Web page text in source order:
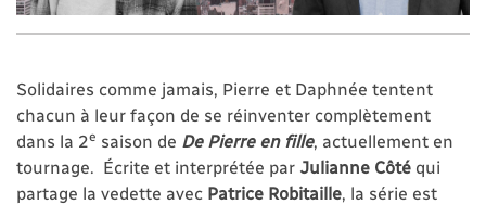
Solidaires comme jamais, Pierre et Daphnée tentent
chacun à leur façon de se réinventer complètement
dans la 2e saison de De Pierre en fille, actuellement en
tournage. Écrite et interprétée par Julianne Côté qui
partage la vedette avec Patrice Robitaille , la série est